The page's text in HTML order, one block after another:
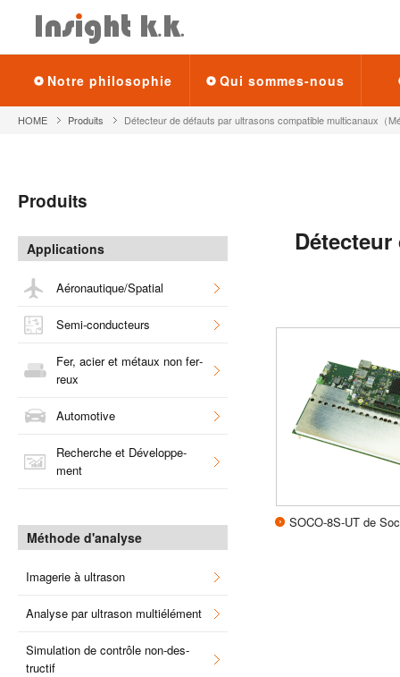
Notre phi­lo­so­phie Qui sommes-nous
HOME Pro­duits Détec­teur de défauts par ultra­sons com­pa­tible mul­ti­ca­naux（
SOCO-8S-UT de
Pro­duits
Appli­ca­tions
Aéro­nau­tique/Spa­tial
Semi-conduc­teurs
Fer, acier et métaux non fer­
reux
Auto­mo­tive
Recherche et Déve­lop­pe­
ment
Méthode d'ana­lyse
Ima­ge­rie à ultra­son
Ana­lyse par ultra­son mul­ti­élé­ment
Simu­la­tion de contrôle non-des­
truc­tif